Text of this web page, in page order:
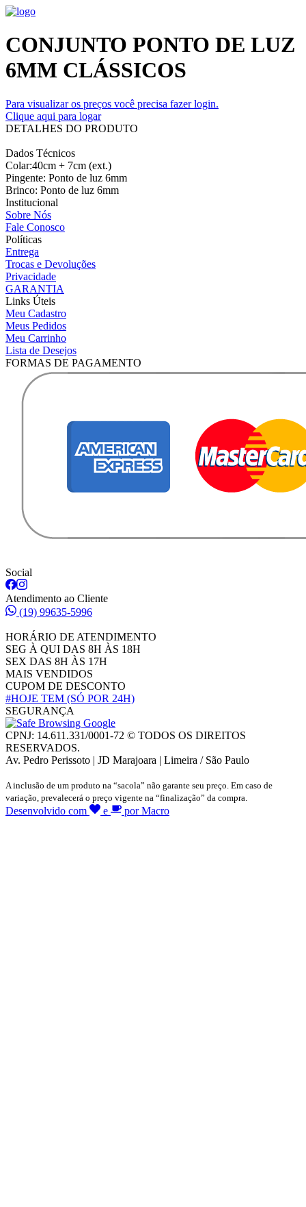
CONJUNTO PONTO DE LUZ
6MM CLÁSSICOS
Para visualizar os preços você precisa fazer login.
Clique aqui para logar
DETALHES DO PRODUTO
Dados Técnicos
Colar:40cm + 7cm (ext.)
Pingente: Ponto de luz 6mm
Brinco: Ponto de luz 6mm
Institucional
Sobre Nós
Fale Conosco
Políticas
Entrega
Trocas e Devoluções
Privacidade
GARANTIA
Links Úteis
Meu Cadastro
Meus Pedidos
Meu Carrinho
Lista de Desejos
FORMAS DE PAGAMENTO
Social
Atendimento ao Cliente
(19) 99635-5996
HORÁRIO DE ATENDIMENTO
SEG À QUI DAS 8H ÀS 18H
SEX DAS 8H ÀS 17H
MAIS VENDIDOS
CUPOM DE DESCONTO
#HOJE TEM (SÓ POR 24H)
SEGURANÇA
CPNJ: 14.611.331/0001-72 © TODOS OS DIREITOS
RESERVADOS.
Av. Pedro Perissoto | JD Marajoara | Limeira / São Paulo
A inclusão de um produto na “sacola” não garante seu preço. Em caso de
variação, prevalecerá o preço vigente na “finalização” da compra.
Desenvolvido com e por Macro